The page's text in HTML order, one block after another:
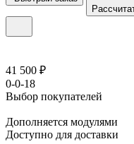
41 500 ₽
0-0-18
Выбор покупателей
Дополняется модулями
Доступно для доставки